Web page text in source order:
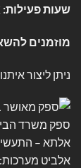
שעות פעילות: א-ה 09:00-17:00, ימי שישי
מוזמנים
ניתן ליצור